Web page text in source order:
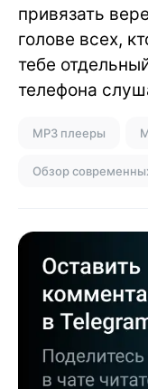
привязать
голове всех,
тебе
телефона
MP3 плееры
Обзор